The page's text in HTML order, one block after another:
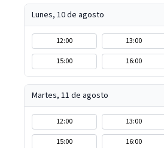
Lunes, 10 de agosto
12:00 13:00
15:00
16:00
Martes, 11 de agosto
12:00 13:00
15:00
16:00